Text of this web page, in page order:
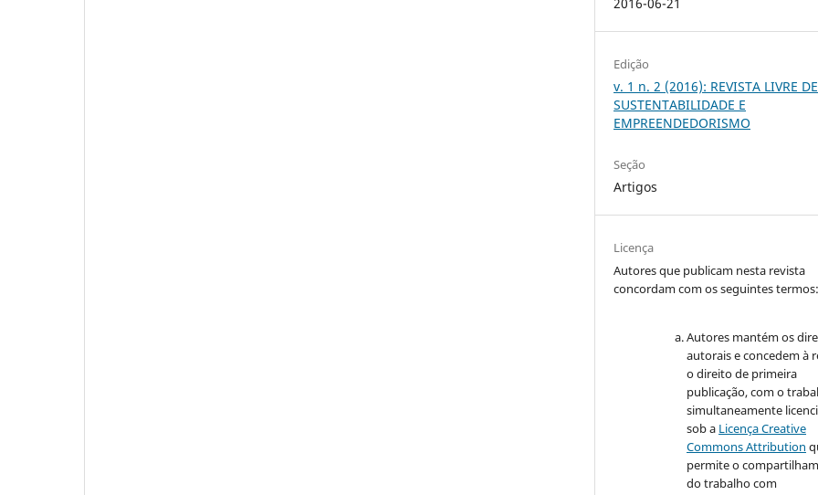
Edição
v. 1 n. 2 (2016): REVISTA LIVRE DE
SUSTENTABILIDADE E
EMPREENDEDORISMO
Seção
Artigos
Licença
Autores que publicam nesta revista
concordam com os seguintes termos:
Autores mantém os
autorais e concedem à
o direito de primeira
publicação, com o
simultaneamente
sob a Licença Creative
Commons Attribution
permite o
do trabalho com